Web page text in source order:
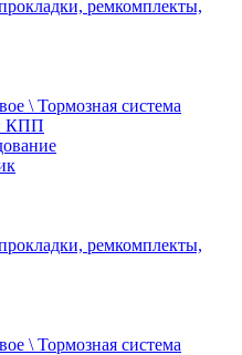
ремкомплекты,
\ Тормозная система
КПП
ремкомплекты,
\ Тормозная система